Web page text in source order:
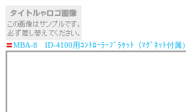
〓MBA-8 ID-4100用ｺﾝﾄﾛｰﾗｰﾌﾞﾗｹｯﾄ（ﾏｸﾞﾈｯﾄ付属）